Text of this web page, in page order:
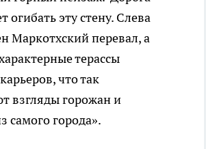
огибать эту стену. Слева
Маркотхский перевал, а
терассы
что так
взгляды горожан и
самого города».